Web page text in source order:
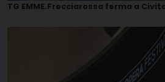
TG EMME.Frecciarossa ferma a